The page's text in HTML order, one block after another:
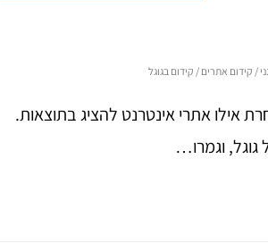
/ קידום אתרים / קידום בגוגל
אילו אתרי אינטרנט להציג בתוצאות.
גוגל, וגמרו…